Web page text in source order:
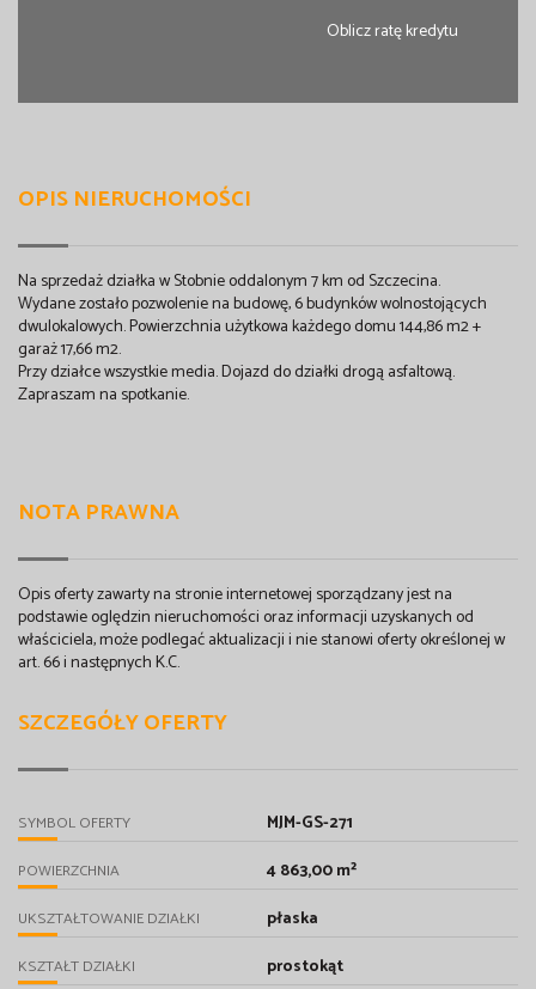
Oblicz ratę kredytu
OPIS NIERUCHOMOŚCI
Na sprzedaż działka w Stobnie oddalonym 7 km od Szczecina.
Wydane zostało pozwolenie na budowę, 6 budynków wolnostojących
dwulokalowych. Powierzchnia użytkowa każdego domu 144,86 m2 +
garaż 17,66 m2.
Przy działce wszystkie media. Dojazd do działki drogą asfaltową.
Zapraszam na spotkanie.
NOTA PRAWNA
Opis oferty zawarty na stronie internetowej sporządzany jest na
podstawie oględzin nieruchomości oraz informacji uzyskanych od
właściciela, może podlegać aktualizacji i nie stanowi oferty określonej w
art. 66 i następnych K.C.
SZCZEGÓŁY OFERTY
SYMBOL OFERTY MJM-GS-271
POWIERZCHNIA 4 863,00 m²
UKSZTAŁTOWANIE DZIAŁKI płaska
KSZTAŁT DZIAŁKI prostokąt